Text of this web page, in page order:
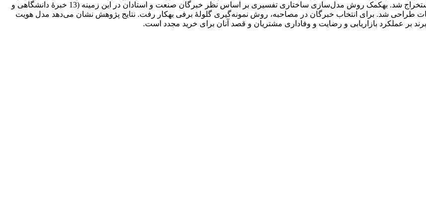
تجزیه و تحلیل مضمون (تحلیل تم)، عوامل مؤثر بر هویت و تأثیرپذیر از آن استخراج شد. به‎کمک روش مدل‌سازی ساختاری تفسیری بر اساس نظر خبرگان صنعت و استادان در این زمینه (13 خبرۀ دانشگاهی و
12 خبرۀ صنعت)، مدل هویت برند در بازار کسب‌و‌کار صنعت فناوری اطلاعات طراحی شد. برای انتخاب خبرگان در مصاحبه، روش نمونه‌گیری گلولۀ برفی به‎کار رفت. نتایج پژوهش نشان می‌دهد مدل هویت